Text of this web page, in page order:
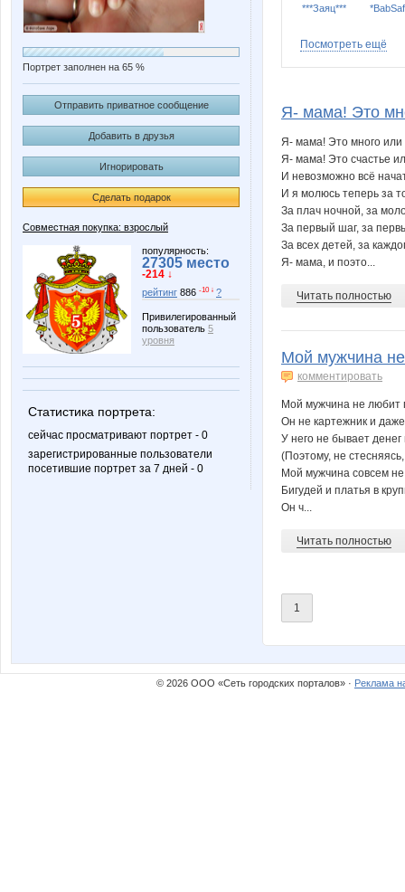
Портрет заполнен на 65 %
Отправить приватное сообщение
Добавить в друзья
Игнорировать
Сделать подарок
Совместная покупка: взрослый
популярность:
27305 место
-214 ↓
рейтинг 886 -10 ↓ ?
Привилегированный
пользователь 5
уровня
Статистика портрета:
сейчас просматривают портрет - 0
зарегистрированные пользователи
посетившие портрет за 7 дней - 0
***Заяц***
Mora NASIK
Stella69
anusha21 azaliya
kamelek
Посмотреть ещё
Я- мама! Это
Я- мама! Это много
Я- мама! Это счастье
И невозможно всё
И я молюсь теперь за
За плач ночной, за
За первый шаг, за
За всех детей, за
Я- мама, и поэто...
Читать полностью
Мой мужчина
комментировать
Мой мужчина не любит
Он не картежник и
У него не бывает денег
(Поэтому, не
Мой мужчина совсем
Бигудей и платья в
Он ч...
Читать полностью
1
© 2026 ООО «Сеть городских порталов» · Реклама